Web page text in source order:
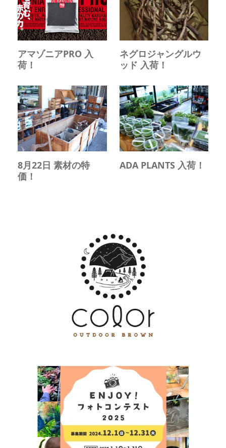
アマゾニアPRO 入
荷！
ネグロジャングルウ
ッド 入荷！
8月22日 素材の特
価！
ADA PLANTS 入荷！